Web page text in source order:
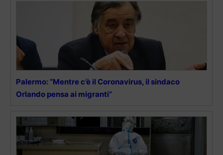
Palermo: “Mentre c’è il Coronavirus, il sindaco
Orlando pensa ai migranti”